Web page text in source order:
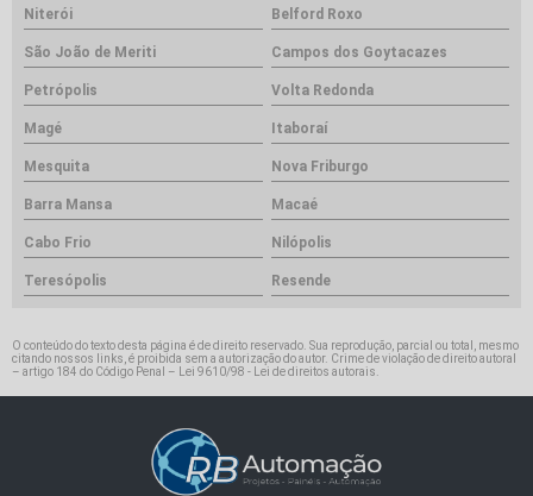
Niterói Belford Roxo
São João de Meriti Campos dos Goytacazes
Petrópolis Volta Redonda
Magé Itaboraí
Mesquita Nova Friburgo
Barra Mansa Macaé
Cabo Frio Nilópolis
Teresópolis Resende
O conteúdo do texto desta página é de direito reservado. Sua reprodução, parcial ou total, mesmo
citando nossos links, é proibida sem a autorização do autor. Crime de violação de direito autoral
– artigo 184 do Código Penal –
Lei 9610/98 - Lei de direitos autorais